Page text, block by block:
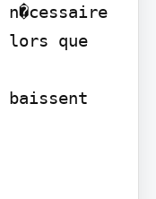
lors que
baissent